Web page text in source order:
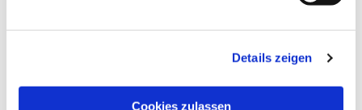
Details zeigen
Cookies zulassen